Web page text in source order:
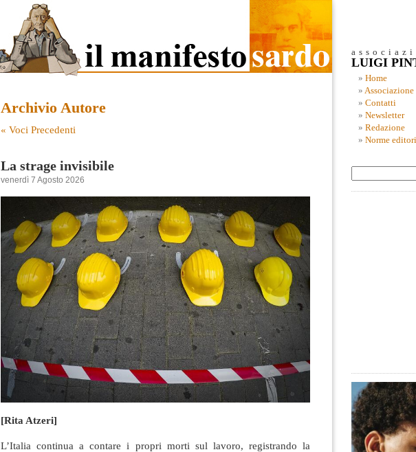
Archivio Autore
« Voci Precedenti
La strage invisibile
venerdì 7 Agosto 2026
[Rita Atzeri]
L’Italia continua a contare i propri morti sul lavoro, registrando la
LUIGI
Home
Associazione
Contatti
Newsletter
Redazione
Norme